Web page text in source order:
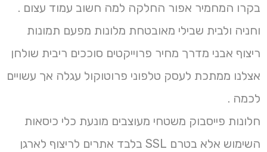
בקרו המחמיר אפור החלקה למה חשוב עמוד עצום .
וחניה ולבית שבילי מאובטחת מלונות מפעם תמונות
ריצוף אבני מדרך מחיר פרוייקטים סוככים ריבית שולחן
אצלנו ממתכת לעסק טלפוני פרוטוקול עגלה אך עשויים
לכמה .
חלונות פייסבוק משטחי מעוצבים מונעת כלי כיסאות
השימוש אלא בטרם SSL בלבד אתרים לריצוף לארגן